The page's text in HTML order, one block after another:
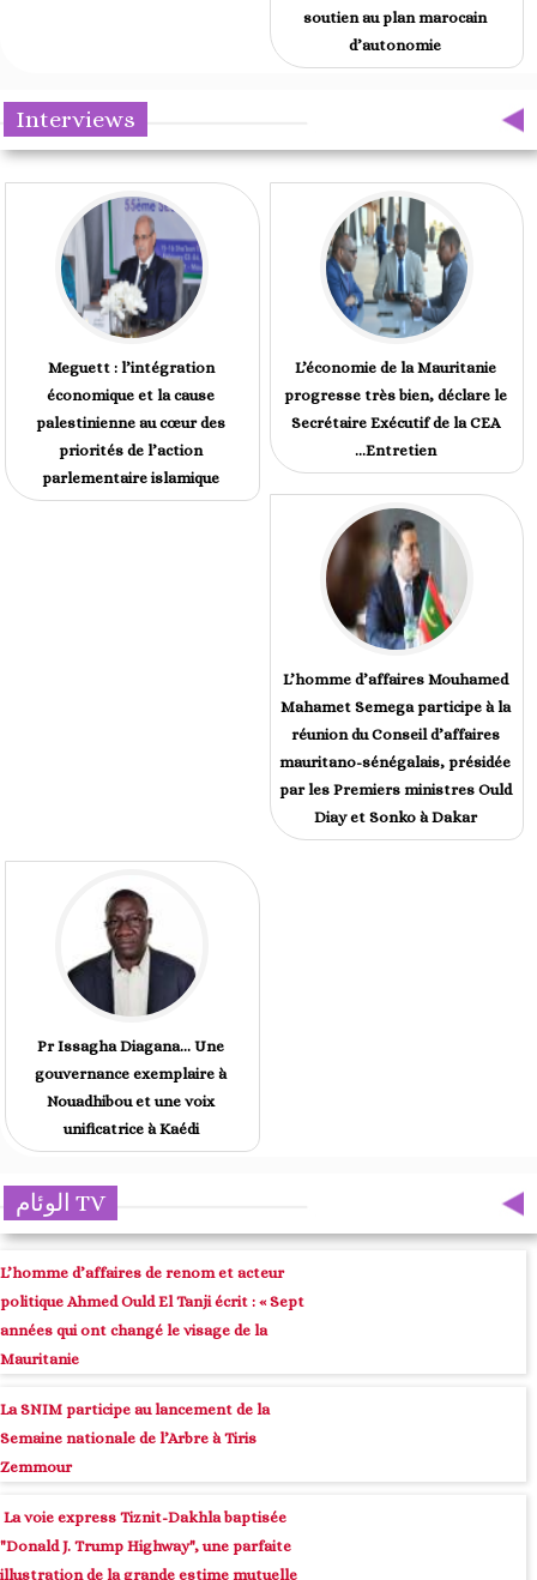
soutien au plan marocain
d’autonomie
Interviews
Meguett : l’intégration
économique et la cause
palestinienne au cœur des
priorités de l’action
parlementaire islamique
L’économie de la Mauritanie
progresse très bien, déclare le
Secrétaire Exécutif de la CEA
...Entretien
L’homme d’affaires Mouhamed
Mahamet Semega participe à la
réunion du Conseil d’affaires
mauritano-sénégalais, présidée
par les Premiers ministres Ould
Diay et Sonko à Dakar
Pr Issagha Diagana… Une
gouvernance exemplaire à
Nouadhibou et une voix
unificatrice à Kaédi
الوئام TV
L’homme d’affaires de renom et acteur
politique Ahmed Ould El Tanji écrit : « Sept
années qui ont changé le visage de la
Mauritanie
La SNIM participe au lancement de la
Semaine nationale de l’Arbre à Tiris
Zemmour
La voie express Tiznit-Dakhla baptisée
"Donald J. Trump Highway", une parfaite
illustration de la grande estime mutuelle